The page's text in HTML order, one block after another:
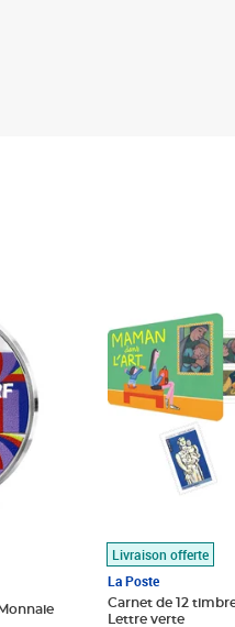
Livraison offerte
La Poste
Carnet de 12
Lettre verte